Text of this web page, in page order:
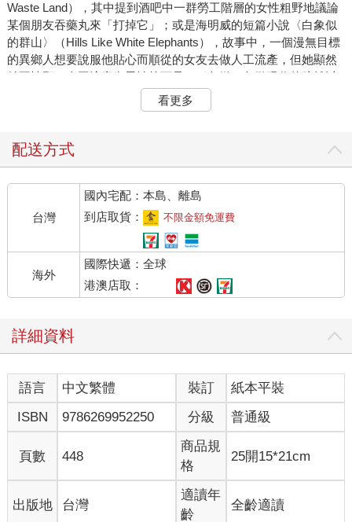
Waste Land），其中提到酒吧中一群勞工階層的女性粗野地議論
某個朋友吞藥丸來「打掉它」；或是海明威的短篇小說〈白象似
的群山〉（Hills Like White Elephants），故事中，一個漫無目標
的異鄉人想要說服他貼心而順從的女友去做人工流產，但她顯然
並不情願。人工流產在男性筆下是一種象徵，象徵現代的疏離以
及更廣泛的貧乏，幾乎沒有例外。
唯有女性作家才能賦予這個主題血淋淋的現實感以及情感面與社
性就在書寫人工流產，既是記錄個人經驗，也視其為廣泛的議
以承受的社會期待、自身太過旺盛的生育力，以及野蠻的男人。
人工流產是數百萬女性共有的經驗，但世上卻不存在一種普遍性
的人工流產經驗，因為每個女性都不同。你所能想像到的每一種
人工流產，幾乎都收錄在本書裡了。合法與非法的，安全與危險
的，還有致命的；雖千萬人吾往矣的，以及聽命於人──甚至受制
於人──的；為了找回自我的，以及為了放棄自我的。有的是悲
劇，也有的像是諷刺的喜劇，如同Vi Khi Nao在〈一顆酪梨打算要
墮胎〉中寫道：
一顆酪梨打算要墮胎。葡萄柚該怎麼辦？又不是它讓它懷孕的。
肯定不是。
在〈早孕驗孕棒〉裡，Desiree Cooper精確地寫出了人工流產的
多樣化，以及它的無所不在：
喬依絲一直到八年後結了婚才有性生活。崔希回到工作崗位上，
像什麼都沒發生過一樣。我們每逢周年都會捐一筆錢。我們懷著
記憶度過餘生。我們再也沒有想起這件事。
在大眾的想像中，人工流產與排斥母性畫上等號──進行人工流產
看更多
配送方式
台灣
國內宅配：本島、離島
到店取貨：
不限金額免運費
海外
國際快遞：全球
港澳店取：
詳細資料
語言 中文繁體 裝訂
紙本平裝
ISBN
9786269952250 分級 普通級
頁數 448
商品規
格
25開15*21cm
出版地 台灣
適讀年
齡
全齡適讀